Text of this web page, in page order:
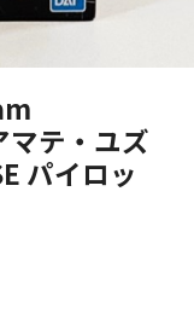
テ・ユズ
パイロッ